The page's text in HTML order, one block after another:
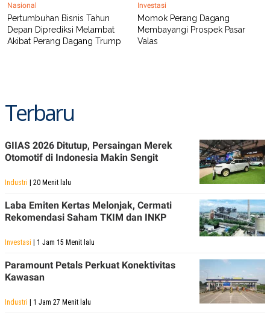
Nasional
Pertumbuhan Bisnis Tahun
Depan Diprediksi Melambat
Akibat Perang Dagang Trump
Investasi
Momok Perang Dagang
Membayangi Prospek Pasar
Valas
Terbaru
GIIAS 2026 Ditutup, Persaingan Merek
Otomotif di Indonesia Makin Sengit
Industri | 20 Menit lalu
Laba Emiten Kertas Melonjak, Cermati
Rekomendasi Saham TKIM dan INKP
Investasi | 1 Jam 15 Menit lalu
Paramount Petals Perkuat Konektivitas
Kawasan
Industri | 1 Jam 27 Menit lalu